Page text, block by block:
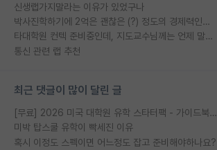
신생랩가지말라는 이유가 있었구나
박사진학하기에 2억은 괜찮은 (?) 정도의 경제력인가요
타대학원 컨텍 준비중인데, 지도교수님께는 언제 말씀드려야 할까요?
통신 관련 랩 추천
최근 댓글이 많이 달린 글
[무료] 2026 미국 대학원 유학 스타터팩 - 가이드북 & 합격자 컨택메일 템플릿
미박 탑스쿨 유학이 빡세진 이유
혹시 이정도 스펙이면 어느정도 잡고 준비해야하나요?